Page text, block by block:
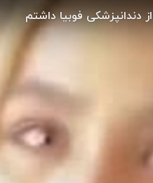
دندانپزشکی فوبیا داشتم